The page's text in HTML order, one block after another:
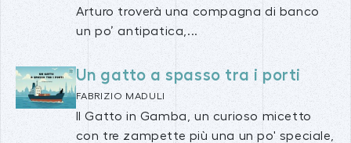
Arturo troverà una compagna di banco
un po’ antipatica,...
Un gatto a spasso tra i porti
FABRIZIO MADULI
Il Gatto in Gamba, un curioso micetto
con tre zampette più una un po' speciale,